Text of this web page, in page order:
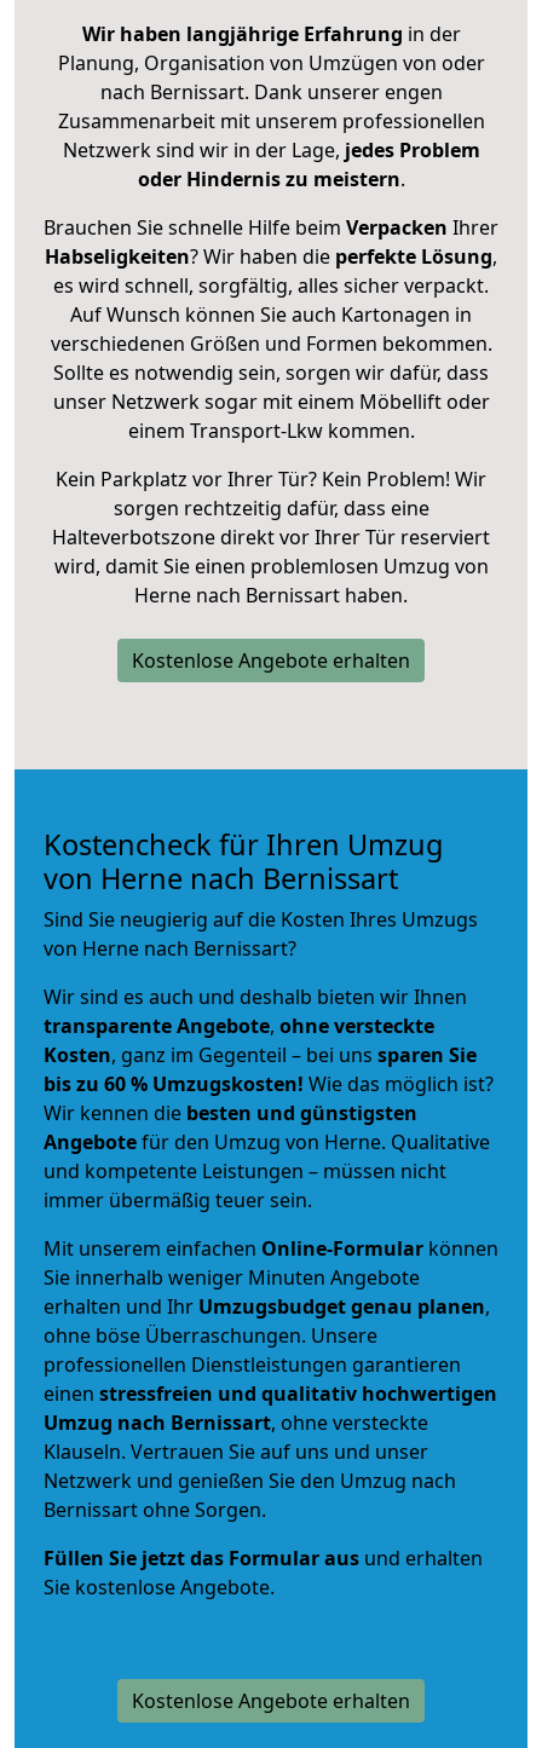
Wir haben langjährige Erfahrung in der
Planung, Organisation von Umzügen von oder
nach Bernissart. Dank unserer engen
Zusammenarbeit mit unserem professionellen
Netzwerk sind wir in der Lage, jedes Problem
oder Hindernis zu meistern.
Brauchen Sie schnelle Hilfe beim Verpacken Ihrer
Habseligkeiten? Wir haben die perfekte Lösung,
es wird schnell, sorgfältig, alles sicher verpackt.
Auf Wunsch können Sie auch Kartonagen in
verschiedenen Größen und Formen bekommen.
Sollte es notwendig sein, sorgen wir dafür, dass
unser Netzwerk sogar mit einem Möbellift oder
einem Transport-Lkw kommen.
Kein Parkplatz vor Ihrer Tür? Kein Problem! Wir
sorgen rechtzeitig dafür, dass eine
Halteverbotszone direkt vor Ihrer Tür reserviert
wird, damit Sie einen problemlosen Umzug von
Herne nach Bernissart haben.
Kostenlose Angebote erhalten
Kostencheck für Ihren Umzug
von Herne nach Bernissart
Sind Sie neugierig auf die Kosten Ihres Umzugs
von Herne nach Bernissart?
Wir sind es auch und deshalb bieten wir Ihnen
transparente Angebote, ohne versteckte
Kosten, ganz im Gegenteil – bei uns sparen Sie
bis zu 60 % Umzugskosten! Wie das möglich ist?
Wir kennen die besten und günstigsten
Angebotefür den Umzug von Herne. Qualitative
und kompetente Leistungen – müssen nicht
immer übermäßig teuer sein.
Mit unserem einfachen Online-Formular können
Sie innerhalb weniger Minuten Angebote
erhalten und Ihr Umzugsbudgetgenau planen,
ohne böse Überraschungen. Unsere
professionellen Dienstleistungen garantieren
einen stressfreien und qualitativ hochwertigen
Umzug nach Bernissart, ohne versteckte
Klauseln. Vertrauen Sie auf uns und unser
Netzwerk und genießen Sie den Umzug nach
Bernissart ohne Sorgen.
Füllen Sie jetzt das Formular aus und erhalten
Sie kostenlose Angebote.
Kostenlose Angebote erhalten